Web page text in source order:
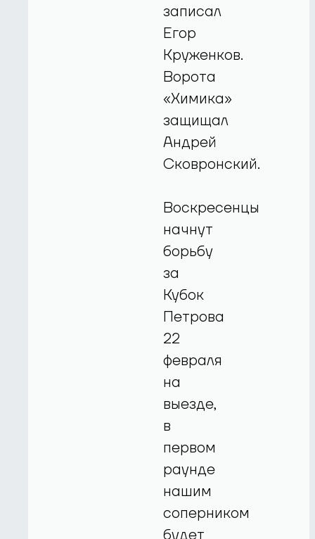
записал
Егор
Круженков.
Ворота
«Химика»
защищал
Андрей
Сковронский.
Воскресенцы
начнут
борьбу
за
Кубок
Петрова
22
февраля
на
выезде,
в
первом
раунде
нашим
соперником
будет